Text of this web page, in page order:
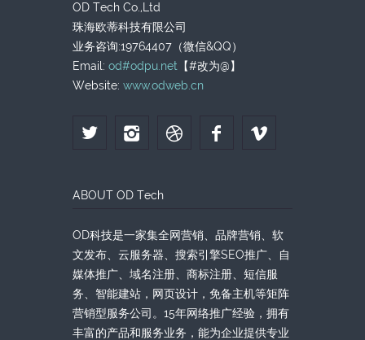
OD Tech Co.,Ltd
珠海欧蒂科技有限公司
业务咨询:19764407（微信&QQ）
Email: od#odpu.net 【#改为@】
Website: www.odweb.cn
ABOUT OD Tech
OD科技是一家集全网营销、品牌营销、软
文发布、云服务器、搜索引擎SEO推广、自
媒体推广、域名注册、商标注册、短信服
务、智能建站，网页设计，免备主机等矩阵
营销型服务公司。15年网络推广经验，拥有
丰富的产品和服务业务，能为企业提供专业